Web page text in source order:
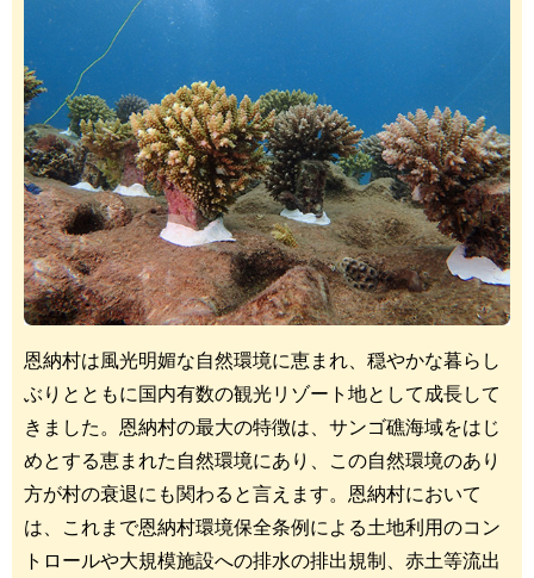
恩納村は風光明媚な自然環境に恵まれ、穏やかな暮らし
ぶりとともに国内有数の観光リゾート地として成長して
きました。恩納村の最大の特徴は、サンゴ礁海域をはじ
めとする恵まれた自然環境にあり、この自然環境のあり
方が村の衰退にも関わると言えます。恩納村において
は、これまで恩納村環境保全条例による土地利用のコン
トロールや大規模施設への排水の排出規制、赤土等流出